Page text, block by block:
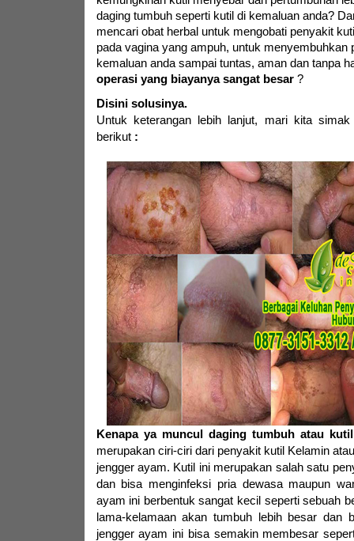
daging tumbuh seperti kutil di kemaluan anda?
mencari obat herbal untuk mengobati penyakit
pada vagina yang ampuh, untuk menyembuhkan
kemaluan anda sampai tuntas, aman dan tanpa
operasi yang biayanya sangat besar ?
Disini solusinya.
Untuk keterangan lebih lanjut, mari kita simak
berikut:
Kenapa ya muncul daging tumbuh atau
merupakan ciri-ciri dari penyakit kutil Kelamin
jengger ayam. Kutil ini merupakan salah satu
dan bisa menginfeksi pria dewasa maupun
ayam ini berbentuk sangat kecil seperti sebuah
lama-kelamaan akan tumbuh lebih besar dan
jengger ayam ini bisa semakin membesar